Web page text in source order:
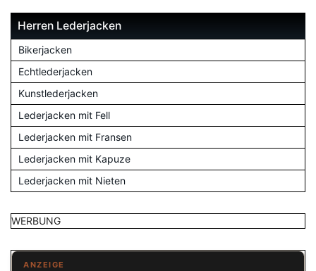
Herren Lederjacken
Bikerjacken
Echtlederjacken
Kunstlederjacken
Lederjacken mit Fell
Lederjacken mit Fransen
Lederjacken mit Kapuze
Lederjacken mit Nieten
WERBUNG
ANZEIGE